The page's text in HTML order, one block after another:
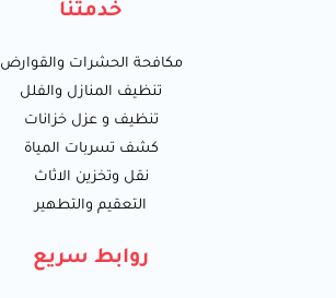
خدمتنا
مكافحة الحشرات والقوارض
تنظيف المنازل والفلل
تنظيف و عزل خزانات
كشف تسربات المياة
نقل وتخزين الاثاث
التعقيم والتطهير
روابط سريع